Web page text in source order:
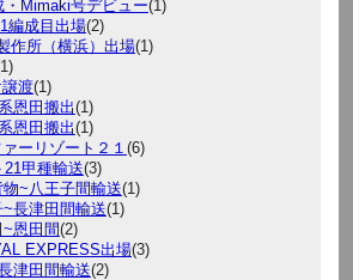
・Mimaki号デビュー(1)
編成目出場(2)
作所（横浜）出場(1)
渡(1)
恩田搬出(1)
恩田搬出(1)
ーリゾート２１ (6)
甲種輸送(3)
~八王子間輸送(1)
~長津田間輸送(1)
恩田間(2)
EXPRESS出場(3)
津田間輸送(2)